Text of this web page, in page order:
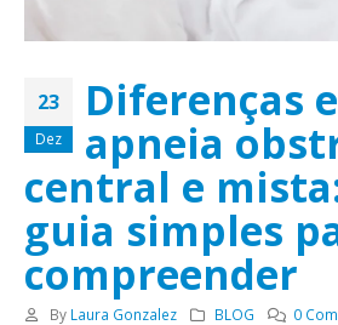
23
Dez
Diferenças
apneia
central e
guia simples
compreender
By Laura Gonzalez BLOG 0